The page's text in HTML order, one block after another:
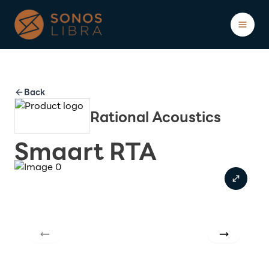
Showcases
Blogs
ติดต่อ/ปรึกษาฟรี
Back
Rational Acoustics
Smaart RTA
Previous slide Next slide